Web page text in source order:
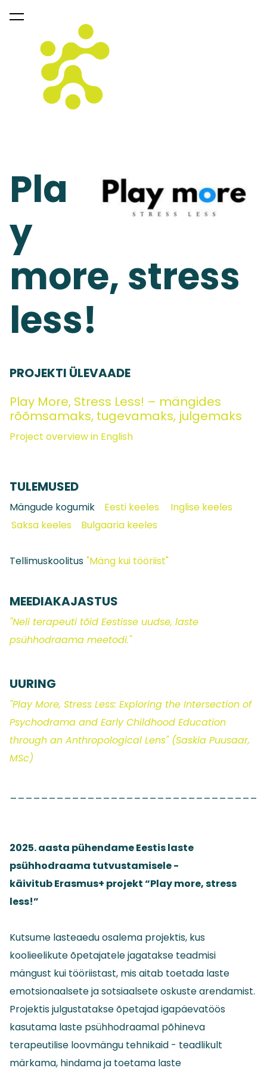
lisati ostukorvi.
Pla
y
more, stress
less!
PROJEKTI ÜLEVAADE
Play More, Stress Less! – mängides
rõõmsamaks, tugevamaks, julgemaks
Project overview in English
TULEMUSED
Mängude kogumik Eesti keeles
Inglise keeles
Saksa keeles
Bulgaaria keeles
Tellimuskoolitus "Mäng kui tööriist"
MEEDIAKAJASTUS
"Neli terapeuti tõid Eestisse uudse, laste
psühhodraama meetodi."
UURING
"Play More, Stress Less: Exploring the Intersection of
Psychodrama and Early Childhood Education
through an Anthropological Lens" (Saskia Puusaar,
MSc)
2025. aasta pühendame Eestis laste
psühhodraama tutvustamisele -
käivitub Erasmus+ projekt “Play more, stress
less!”
Kutsume lasteaedu osalema projektis, kus
koolieelikute õpetajatele jagatakse teadmisi
mängust kui tööriistast, mis aitab toetada laste
emotsionaalsete ja sotsiaalsete oskuste arendamist.
Projektis julgustatakse õpetajad igapäevatöös
kasutama laste psühhodraamal põhineva
terapeutilise loovmängu tehnikaid - teadlikult
märkama, hindama ja toetama laste